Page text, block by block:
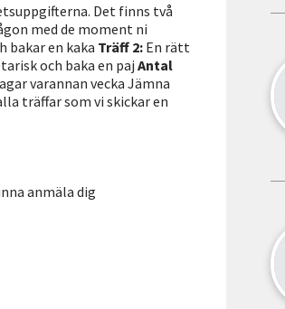
Det finns två
med de moment ni
bakar en kaka Träff 2: En rätt
och baka en paj Antal
varannan vecka Jämna
träffar som vi skickar en
anmäla dig